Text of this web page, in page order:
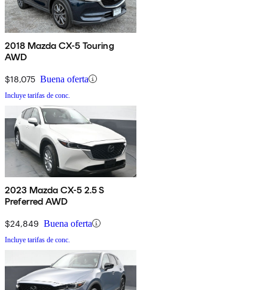
2018 Mazda CX-5 Touring
AWD
$18,075 Buena oferta
Incluye tarifas de conc.
2023 Mazda CX-5 2.5 S
Preferred AWD
$24,849 Buena oferta
Incluye tarifas de conc.